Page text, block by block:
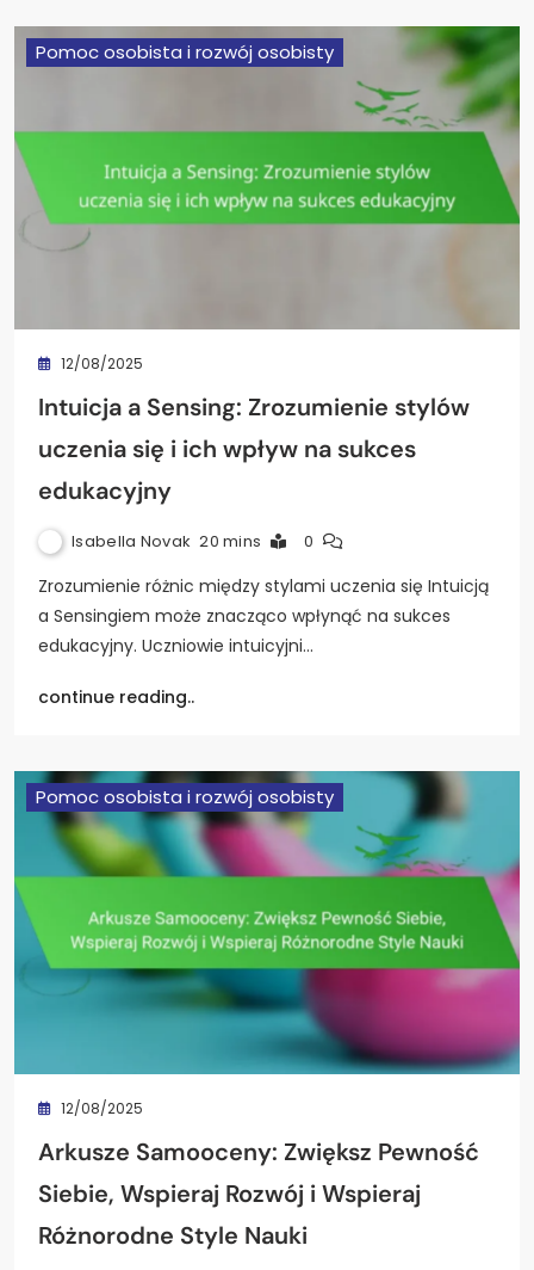
Pomoc osobista i rozwój osobisty
12/08/2025
Intuicja a Sensing: Zrozumienie stylów
uczenia się i ich wpływ na sukces
edukacyjny
Isabella Novak 20 mins 0
Zrozumienie różnic między stylami uczenia się Intuicją
a Sensingiem może znacząco wpłynąć na sukces
edukacyjny. Uczniowie intuicyjni…
continue reading..
Pomoc osobista i rozwój osobisty
12/08/2025
Arkusze Samooceny: Zwiększ Pewność
Siebie, Wspieraj Rozwój i Wspieraj
Różnorodne Style Nauki